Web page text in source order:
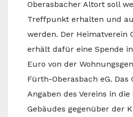
Oberasbacher Altort soll
Treffpunkt erhalten und
werden. Der Heimatverein
erhält dafür eine Spende
Euro von der
Fürth-Oberasbach eG. Das
Angaben des Vereins in
Gebäudes gegenüber der